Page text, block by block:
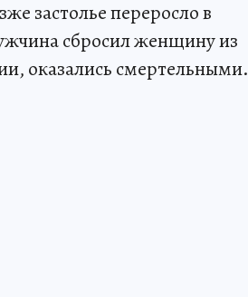
застолье переросло в
сбросил женщину из
оказались смертельными.